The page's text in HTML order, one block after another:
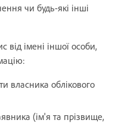
чи будь-які інші
від імені іншої особи,
власника облікового
(ім'я та прізвище,